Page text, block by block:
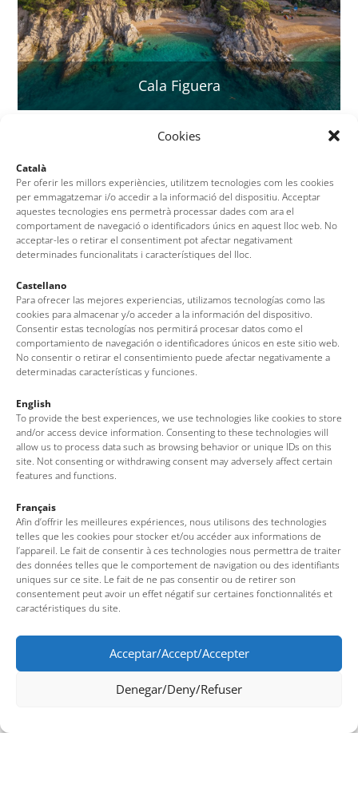
Cookies
Català
Per oferir les millors experiències, utilitzem tecnologies com les cookies
per emmagatzemar i/o accedir a la informació del dispositiu. Acceptar
aquestes tecnologies ens permetrà processar dades com ara el
comportament de navegació o identificadors únics en aquest lloc web. No
acceptar-les o retirar el consentiment pot afectar negativament
determinades funcionalitats i característiques del lloc.
Castellano
Para ofrecer las mejores experiencias, utilizamos tecnologías como las
cookies para almacenar y/o acceder a la información del dispositivo.
Consentir estas tecnologías nos permitirá procesar datos como el
comportamiento de navegación o identificadores únicos en este sitio web.
No consentir o retirar el consentimiento puede afectar negativamente a
determinadas características y funciones.
English
To provide the best experiences, we use technologies like cookies to store
and/or access device information. Consenting to these technologies will
allow us to process data such as browsing behavior or unique IDs on this
site. Not consenting or withdrawing consent may adversely affect certain
features and functions.
Français
Afin d’offrir les meilleures expériences, nous utilisons des technologies
telles que les cookies pour stocker et/ou accéder aux informations de
l’appareil. Le fait de consentir à ces technologies nous permettra de traiter
des données telles que le comportement de navigation ou des identifiants
uniques sur ce site. Le fait de ne pas consentir ou de retirer son
consentement peut avoir un effet négatif sur certaines fonctionnalités et
caractéristiques du site.
Acceptar/Accept/Accepter
Denegar/Deny/Refuser
Cala Figuera
Playas de Llorell
Playa de Porto Pi